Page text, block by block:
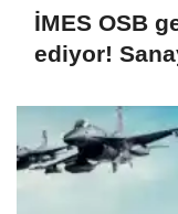
İMES OSB
ediyor!